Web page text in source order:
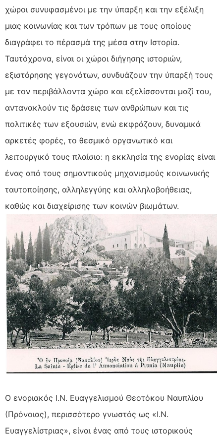
χώροι συνυφασμένοι με την ύπαρξη και την εξέλιξη
μιας κοινωνίας και των τρόπων με τους οποίους
διαγράφει το πέρασμά της μέσα στην Ιστορία.
Ταυτόχρονα, είναι οι χώροι διήγησης ιστοριών,
εξιστόρησης γεγονότων, συνδυάζουν την ύπαρξή τους
με τον περιβάλλοντα χώρο και εξελίσσονται μαζί του,
αντανακλούν τις δράσεις των ανθρώπων και τις
πολιτικές των εξουσιών, ενώ εκφράζουν, δυναμικά
αρκετές φορές, το θεσμικό οργανωτικό και
λειτουργικό τους πλαίσιο: η εκκλησία της ενορίας είναι
ένας από τους σημαντικούς μηχανισμούς κοινωνικής
ταυτοποίησης, αλληλεγγύης και αλληλοβοήθειας,
καθώς και διαχείρισης των κοινών βιωμάτων.
Ο ενοριακός Ι.Ν. Ευαγγελισμού Θεοτόκου Ναυπλίου
(Πρόνοιας), περισσότερο γνωστός ως «Ι.Ν.
Ευαγγελίστριας», είναι ένας από τους ιστορικούς